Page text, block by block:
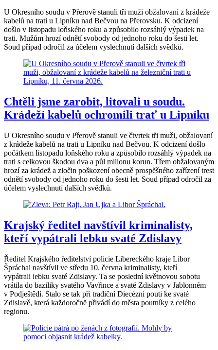
U Okresního soudu v Přerově stanuli tři muži obžalovaní z krádeže
kabelů na trati u Lipníku nad Bečvou na Přerovsku. K odcizení
došlo v listopadu loňského roku a způsobilo rozsáhlý výpadek na
trati. Mužům hrozí odnětí svobody od jednoho roku do šesti let.
Soud případ odročil za účelem vyslechnutí dalších svědků.
Chtěli jsme zarobit, litovali u soudu.
Krádeží kabelů ochromili trať u Lipníku
U Okresního soudu v Přerově stanuli ve čtvrtek tři muži, obžalovaní
z krádeže kabelů na trati u Lipníku nad Bečvou. K odcizení došlo
počátkem listopadu loňského roku a způsobilo rozsáhlý výpadek na
trati s celkovou škodou dva a půl milionu korun. Třem obžalovaným
hrozí za krádež a zločin poškození obecně prospěšného zařízení trest
odnětí svobody od jednoho roku do šesti let. Soud případ odročil za
účelem vyslechnutí dalších svědků.
Krajský ředitel navštívil kriminalisty,
kteří vypátrali lebku svaté Zdislavy
Ředitel Krajského ředitelství policie Libereckého kraje Libor
Špráchal navštívil ve středu 10. června kriminalisty, kteří
vypátrali lebku svaté Zdislavy. Ta se poslední květnovou sobotu
vrátila do baziliky svatého Vavřince a svaté Zdislavy v Jablonném
v Podještědí. Stalo se tak při tradiční Diecézní pouti ke svaté
Zdislavě, která každoročně přivádí do města poutníky z celého
regionu.